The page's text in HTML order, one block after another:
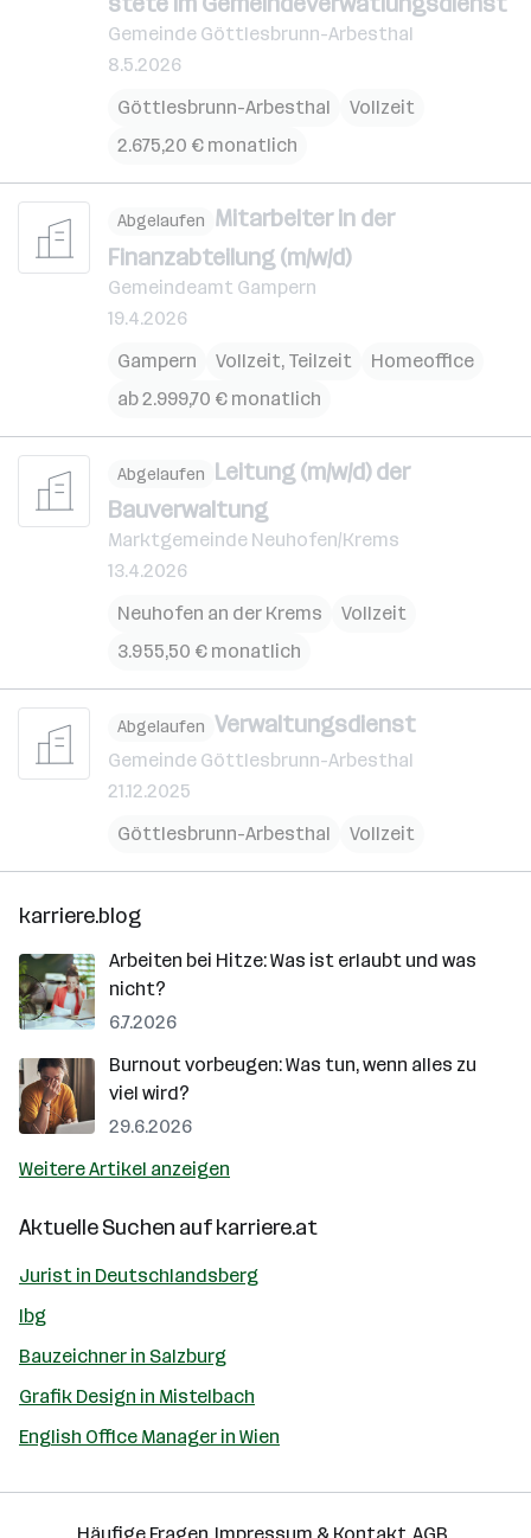
Gemeinde Göttlesbrunn-Arbesthal
8.5.2026
Göttlesbrunn-Arbesthal
Vollzeit
2.675,20 € monatlich
Abgelaufen Mitarbeiter in der
Finanzabteilung (m/w/d)
Gemeindeamt Gampern
19.4.2026
Gampern
Vollzeit, Teilzeit
Homeoffice
ab 2.999,70 € monatlich
Abgelaufen Leitung (m/w/d) der
Bauverwaltung
Marktgemeinde Neuhofen/Krems
13.4.2026
Neuhofen an der Krems
Vollzeit
3.955,50 € monatlich
Abgelaufen Verwaltungsdienst
Gemeinde Göttlesbrunn-Arbesthal
21.12.2025
Göttlesbrunn-Arbesthal
Vollzeit
karriere.blog
Arbeiten bei Hitze: Was ist erlaubt und was
nicht?
6.7.2026
Burnout vorbeugen: Was tun, wenn alles zu
viel wird?
29.6.2026
Weitere Artikel anzeigen
Aktuelle Suchen aufkarriere.at
Jurist in Deutschlandsberg
Ibg
Bauzeichner in Salzburg
Grafik Design in Mistelbach
English Office Manager in Wien
Häufige Fragen Impressum & Kontakt AGB